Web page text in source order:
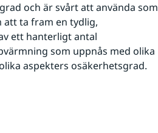
och är svårt att använda som
att ta fram en tydlig,
ett hanterligt antal
som uppnås med olika
aspekters osäkerhetsgrad.
till annan webbplats.